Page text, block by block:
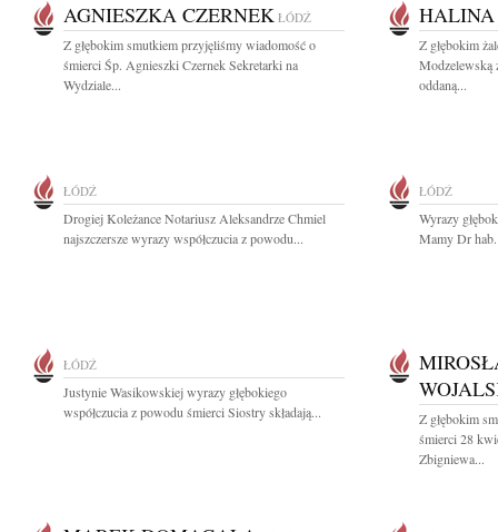
AGNIESZKA CZERNEK ŁÓDŹ
Z głębokim smutkiem przyjęliśmy wiadomość o
śmierci Śp. Agnieszki Czernek Sekretarki na
Wydziale...
HALINA
Z głębokim
Modzelewską
oddaną...
ŁÓDŹ
Drogiej Koleżance Notariusz Aleksandrze Chmiel
najszczersze wyrazy współczucia z powodu...
ŁÓDŹ
Wyrazy
Mamy Dr
ŁÓDŹ
Justynie Wasikowskiej wyrazy głębokiego
współczucia z powodu śmierci Siostry składają...
Z głębokim
śmierci 28
Zbigniewa...